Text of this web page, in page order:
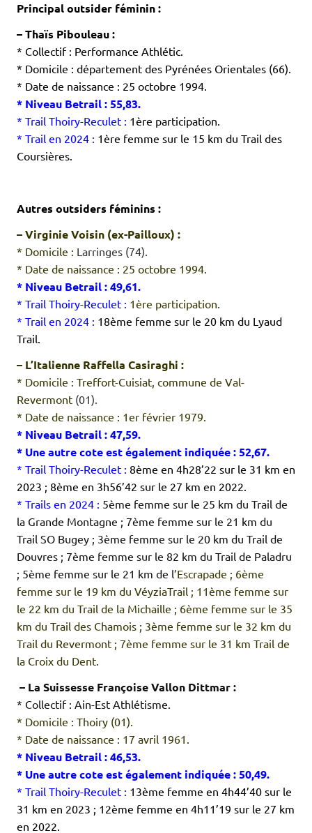
Principal outsider féminin :
– Thaïs Pibouleau :
* Collectif : Performance Athlétic.
* Domicile : département des Pyrénées Orientales (66).
* Date de naissance : 25 octobre 1994.
* Niveau Betrail : 55,83.
* Trail Thoiry-Reculet : 1ère participation.
* Trail en 2024 : 1ère femme sur le 15 km du Trail des
Coursières.
Autres outsiders féminins :
– Virginie Voisin (ex-Pailloux) :
* Domicile : Larringes (74).
* Date de naissance : 25 octobre 1994.
* Niveau Betrail : 49,61.
* Trail Thoiry-Reculet : 1ère participation.
* Trail en 2024 : 18ème femme sur le 20 km du Lyaud
Trail.
– L’Italienne Raffella Casiraghi :
* Domicile : Treffort-Cuisiat, commune de Val-
Revermont (01).
* Date de naissance : 1er février 1979.
* Niveau Betrail : 47,59.
* Une autre cote est également indiquée : 52,67.
* Trail Thoiry-Reculet : 8ème en 4h28’22 sur le 31 km en
2023 ; 8ème en 3h56’42 sur le 27 km en 2022.
* Trails en 2024 : 5ème femme sur le 25 km du Trail de
la Grande Montagne ; 7ème femme sur le 21 km du
Trail SO Bugey ; 3ème femme sur le 20 km du Trail de
Douvres ; 7ème femme sur le 82 km du Trail de Paladru
; 5ème femme sur le 21 km de l’Escrapade ; 6ème
femme sur le 19 km du VéyziaTrail ; 11ème femme sur
le 22 km du Trail de la Michaille ; 6ème femme sur le 35
km du Trail des Chamois ; 3ème femme sur le 32 km du
Trail du Revermont ; 7ème femme sur le 31 km Trail de
la Croix du Dent.
– La Suissesse Françoise Vallon Dittmar :
* Collectif : Ain-Est Athlétisme.
* Domicile : Thoiry (01).
* Date de naissance : 17 avril 1961.
* Niveau Betrail : 46,53.
* Une autre cote est également indiquée : 50,49.
* Trail Thoiry-Reculet : 13ème femme en 4h44’40 sur le
31 km en 2023 ; 12ème femme en 4h11’19 sur le 27 km
en 2022.